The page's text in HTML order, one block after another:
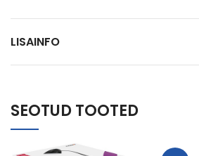
LISAINFO
SEOTUD TOOTED